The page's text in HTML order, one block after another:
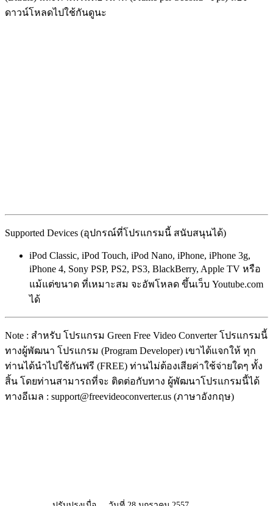
ดาวน์โหลดไปใช้กันดูนะ
Supported Devices (อุปกรณ์ที่โปรแกรมนี้ สนับสนุนได้)
iPod Classic, iPod Touch, iPod Nano, iPhone, iPhone 3g,
iPhone 4, Sony PSP, PS2, PS3, BlackBerry, Apple TV หรือ
แม้แต่ขนาด ที่เหมาะสม จะอัพโหลด ขึ้นเว็บ Youtube.com
ได้
Note : สำหรับ โปรแกรม Green Free Video Converter โปรแกรมนี้
ทางผู้พัฒนา โปรแกรม (Program Developer) เขาได้แจกให้ ทุก
ท่านได้นำไปใช้กันฟรี (FREE) ท่านไม่ต้องเสียค่าใช้จ่ายใดๆ ทั้ง
สิ้น โดยท่านสามารถที่จะ ติดต่อกับทาง ผู้พัฒนาโปรแกรมนี้ได้
ทางอีเมล : support@freevideoconverter.us (ภาษาอังกฤษ)